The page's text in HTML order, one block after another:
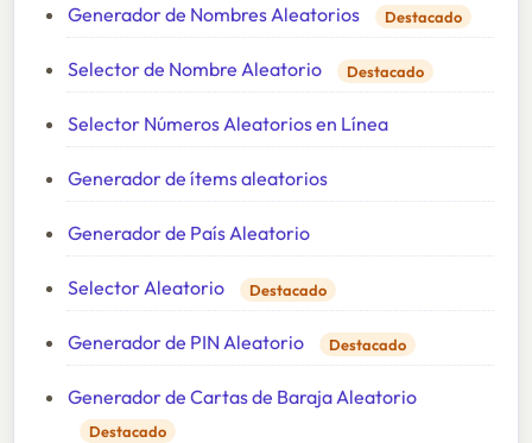
Generador de Nombres Aleatorios Destacado
Selector de Nombre Aleatorio Destacado
Selector Números Aleatorios en Línea
Generador de ítems aleatorios
Generador de País Aleatorio
Selector Aleatorio Destacado
Generador de PIN Aleatorio Destacado
Generador de Cartas de Baraja Aleatorio
Destacado